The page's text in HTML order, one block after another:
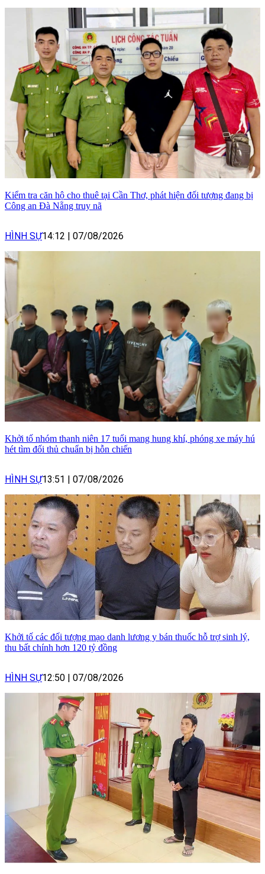
Kiểm tra căn hộ cho thuê tại Cần Thơ, phát hiện đối tượng đang bị
Công an Đà Nẵng truy nã
HÌNH SỰ14:12 | 07/08/2026
Khởi tố nhóm thanh niên 17 tuổi mang hung khí, phóng xe máy hú
hét tìm đối thủ chuẩn bị hỗn chiến
HÌNH SỰ13:51 | 07/08/2026
Khởi tố các đối tượng mạo danh lương y bán thuốc hỗ trợ sinh lý,
thu bất chính hơn 120 tỷ đồng
HÌNH SỰ12:50 07/08/2026